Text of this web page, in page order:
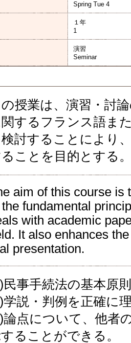
Spring Tue 4
１年
1
演習
Seminar
授業は、演習・討
するフランス語ま
検討することにより
ことを目的とする
aim of this course is
the fundamental
with academic
It also enhances
presentation.
民事手続法の基本原
学説・判例を正確に
論点について、他者
ることができる。